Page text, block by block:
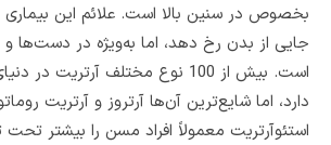
بخصوص در سنین بالا است. علائم این بیماری
جایی از بدن رخ دهد، اما به‌ویژه در
است. بیش از 100 نوع مختلف آرتریت
دارد، اما شایع‌ترین آن‌ها آرتروز و آرتریت
استئوآرتریت معمولاً افراد مسن را بیشتر تحت